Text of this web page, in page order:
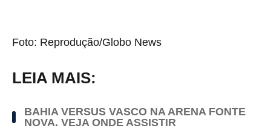
Foto: Reprodução/Globo News
LEIA MAIS:
BAHIA VERSUS VASCO NA ARENA FONTE
NOVA. VEJA ONDE ASSISTIR